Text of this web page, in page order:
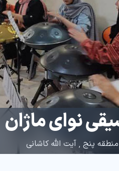
نوای ماژان
منطقه پنج , آیت الله کاشانی